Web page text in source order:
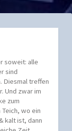
soweit: alle
sind
Diesmal treffen
Und zwar im
zum
wo ein
kalt ist, dann